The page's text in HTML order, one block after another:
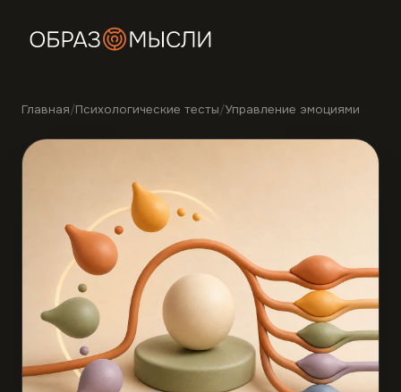
Главная/Психологические тесты/Управление эмоциями